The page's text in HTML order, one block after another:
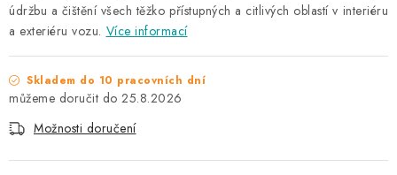
údržbu a čištění všech těžko přístupných a citlivých oblastí v interiéru
a exteriéru vozu. Více informací
Skladem do 10 pracovních dní
25.8.2026
Možnosti doručení